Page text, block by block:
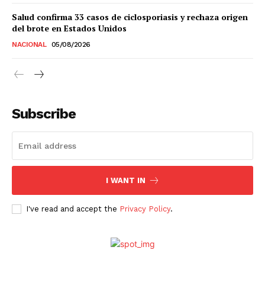
Tlaxcala
Tamaulipas Tabasco
Sonora
Sinaloa
San Luis Potosí
Querétaro
Puebla
Salud confirma 33 casos de ciclosporiasis y rechaza origen
del brote en Estados Unidos
NACIONAL 05/08/2026
Subscribe
I WANT IN
I've read and accept the Privacy Policy.